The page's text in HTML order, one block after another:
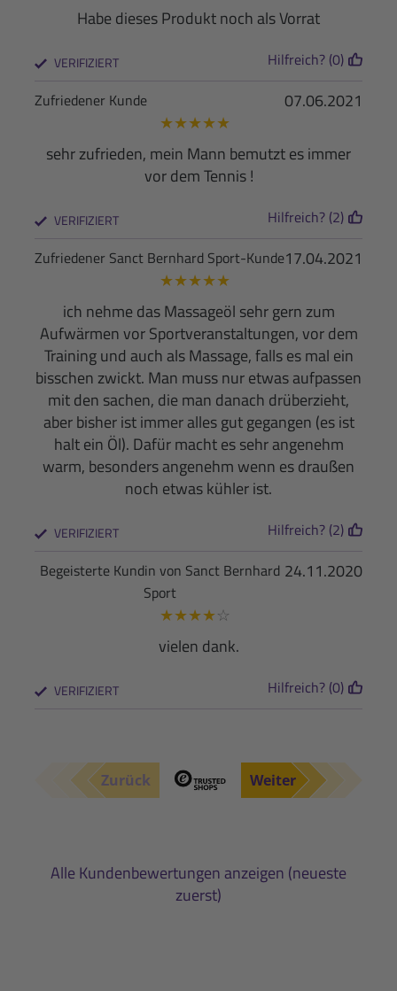
Habe dieses Produkt noch als Vorrat
VERIFIZIERT Hilfreich? (0)
07.06.2021
Zufriedener Kunde
★★★★★
sehr zufrieden, mein Mann bemutzt es immer
vor dem Tennis !
VERIFIZIERT Hilfreich? (2)
17.04.2021
Zufriedener Sanct Bernhard Sport-Kunde
★★★★★
ich nehme das Massageöl sehr gern zum
Aufwärmen vor Sportveranstaltungen, vor dem
Training und auch als Massage, falls es mal ein
bisschen zwickt. Man muss nur etwas aufpassen
mit den sachen, die man danach drüberzieht,
aber bisher ist immer alles gut gegangen (es ist
halt ein Öl). Dafür macht es sehr angenehm
warm, besonders angenehm wenn es draußen
noch etwas kühler ist.
VERIFIZIERT Hilfreich? (2)
24.11.2020
Begeisterte Kundin von Sanct Bernhard
Sport
★★★★☆
vielen dank.
VERIFIZIERT Hilfreich? (0)
Zurück Weiter
Alle Kundenbewertungen anzeigen (neueste
zuerst)